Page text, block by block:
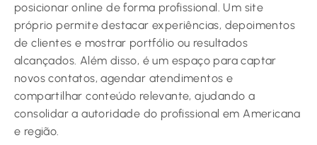
posicionar online de forma profissional. Um site
próprio permite destacar experiências, depoimentos
de clientes e mostrar portfólio ou resultados
alcançados. Além disso, é um espaço para captar
novos contatos, agendar atendimentos e
compartilhar conteúdo relevante, ajudando a
consolidar a autoridade do profissional em Americana
e região.